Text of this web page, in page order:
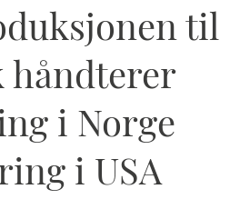
til
håndterer
i Norge
i USA